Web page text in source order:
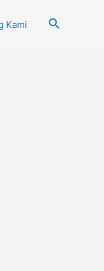
Kami Cari